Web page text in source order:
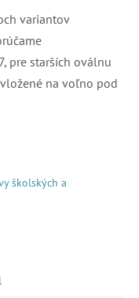
variantov
pre starších oválnu
na voľno pod
školských a